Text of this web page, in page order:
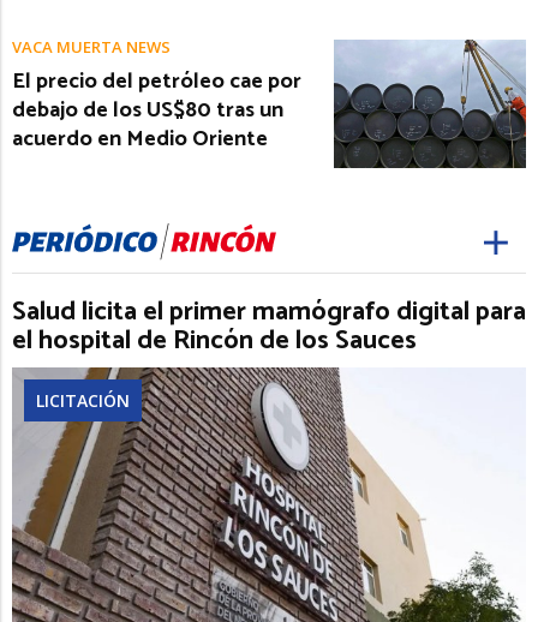
VACA MUERTA NEWS
El precio del petróleo cae por
debajo de los US$80 tras un
acuerdo en Medio Oriente
Salud licita el primer mamógrafo digital para
el hospital de Rincón de los Sauces
LICITACIÓN